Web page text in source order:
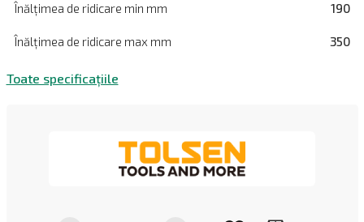
Înălțimea de ridicare min mm 190
Înălțimea de ridicare max mm 350
Toate specificațiile